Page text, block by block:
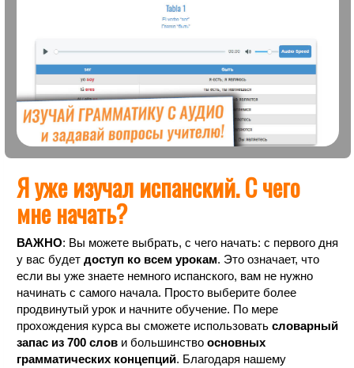
Я уже изучал испанский. С чего
мне начать?
ВАЖНО: Вы можете выбрать, с чего начать: с первого дня
у вас будет доступ ко всем урокам. Это означает, что
если вы уже знаете немного испанского, вам не нужно
начинать с самого начала. Просто выберите более
продвинутый урок и начните обучение. По мере
прохождения курса вы сможете использовать словарный
запас из 700 слов и большинство основных
грамматических концепций. Благодаря нашему